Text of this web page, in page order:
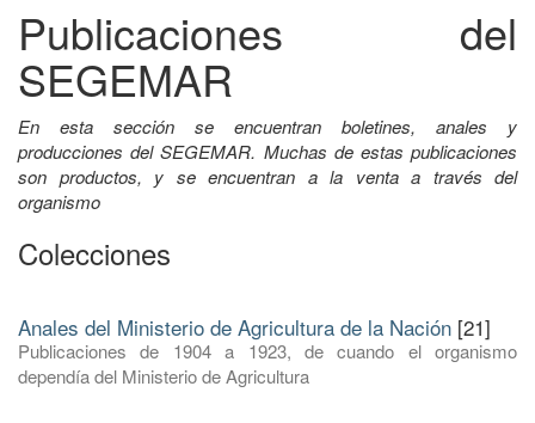
Publicaciones del
SEGEMAR
En esta sección se encuentran boletines, anales y
producciones del SEGEMAR. Muchas de estas publicaciones
son productos, y se encuentran a la venta a través del
organismo
Colecciones
Anales del Ministerio de Agricultura de la Nación [21]
Publicaciones de 1904 a 1923, de cuando el organismo
dependía del Ministerio de Agricultura